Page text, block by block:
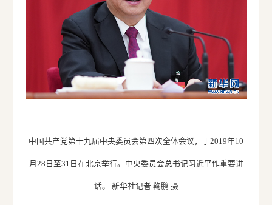
中国共产党第十九届中央委员会第四次全体会议，于2019年10
月28日至31日在北京举行。中央委员会总书记习近平作重要讲
话。 新华社记者 鞠鹏 摄